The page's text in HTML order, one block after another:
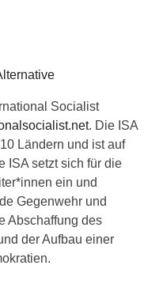
Socialist
. Die ISA
Ländern und ist auf
ISA setzt sich für die
ein und
Gegenwehr und
Abschaffung des
der Aufbau einer